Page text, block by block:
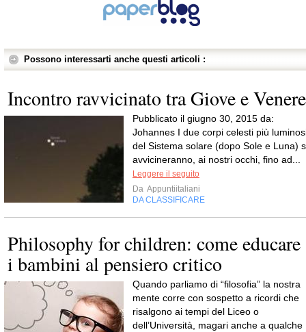
Possono interessarti anche questi articoli :
Incontro ravvicinato tra Giove e Venere
Pubblicato il giugno 30, 2015 da:
Johannes I due corpi celesti più
del Sistema solare (dopo Sole e Luna)
avvicineranno, ai nostri occhi, fino ad...
Leggere il seguito
Da Appuntiitaliani
DA CLASSIFICARE
Philosophy for children: come educare
i bambini al pensiero critico
Quando parliamo di “filosofia” la nostra
mente corre con sospetto a ricordi che
risalgono ai tempi del Liceo o
dell’Università, magari anche a qualche